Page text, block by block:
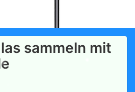
sammeln mit